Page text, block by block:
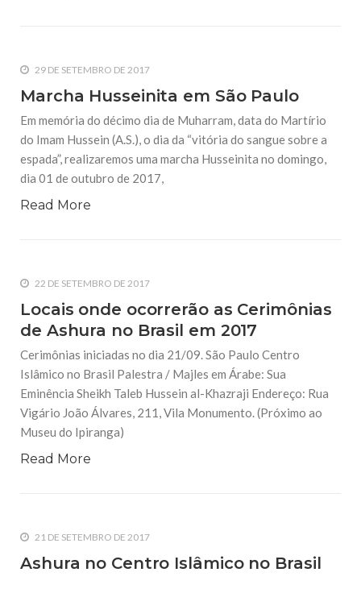
29 DE SETEMBRO DE 2017
Marcha Husseinita em São Paulo
Em memória do décimo dia de Muharram, data do Martírio
do Imam Hussein (A.S.), o dia da “vitória do sangue sobre a
espada”, realizaremos uma marcha Husseinita no domingo,
dia 01 de outubro de 2017,
Read More
22 DE SETEMBRO DE 2017
Locais onde ocorrerão as Cerimônias
de Ashura no Brasil em 2017
Cerimônias iniciadas no dia 21/09. São Paulo Centro
Islâmico no Brasil Palestra / Majles em Árabe: Sua
Eminência Sheikh Taleb Hussein al-Khazraji Endereço: Rua
Vigário João Álvares, 211, Vila Monumento. (Próximo ao
Museu do Ipiranga)
Read More
21 DE SETEMBRO DE 2017
Ashura no Centro Islâmico no Brasil